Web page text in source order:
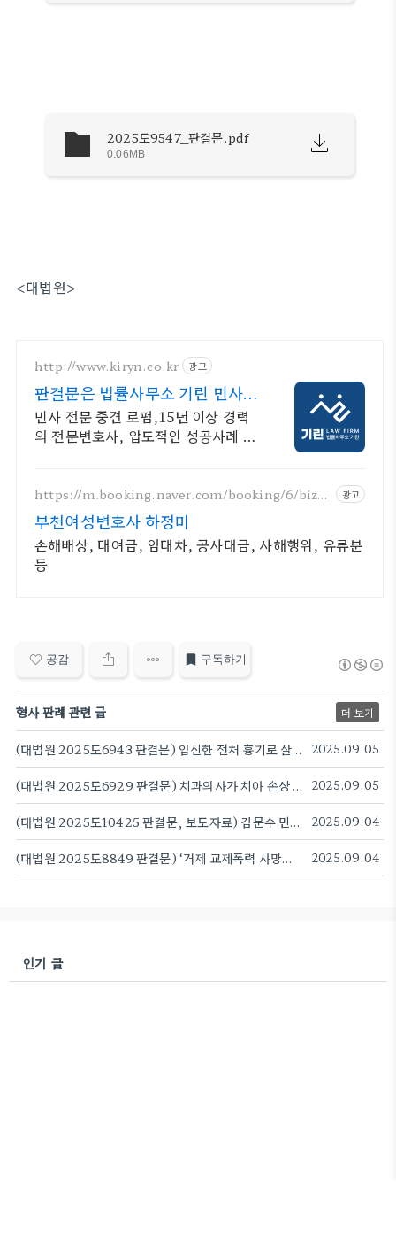
2025도9547_판결문.pdf
0.06MB
<대법원>
http://www.kiryn.co.kr 광고
판결문은 법률사무소 기린 민사소
송 수많은 승소사례
민사 전문 중견 로펌,15년 이상 경력
의 전문변호사, 압도적인 성공사례 증
니다.
https://m.booking.naver.com/booking/6/bize
광고
부천여성변호사 하정미
손해배상, 대여금, 임대차, 공사대금, 사해행위, 유류분
등
공감 구독하기
형사 판례 관련 글 더 보기
(대법원 2025도6943 판결문) 임신한 전처 흉기로 살해한 40대 남성, 징역 40년 확정 2025.09.05
(대법원 2025도6929 판결문) 치과의사가 치아 손상 망상 빠져…치과의사에게 최루액 뿌린 환자 징역형 확정 2025.09.05
(대법원 2025도10425 판결문, 보도자료) 김문수 민주당 의원 벌금 90만 원 확정…의원직 유지 2025.09.04
(대법원 2025도8849 판결문) ‘거제 교제폭력 사망사건’ 가해남성 대법서도 징역형 확정 2025.09.04
인기 글